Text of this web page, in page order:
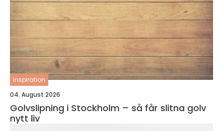
inspiration
04. August 2026
Golvslipning i Stockholm – så får slitna golv
nytt liv